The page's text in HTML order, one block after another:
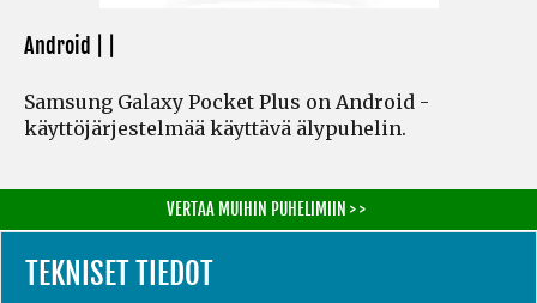
Android | |
Samsung Galaxy Pocket Plus on Android -
käyttöjärjestelmää käyttävä älypuhelin.
VERTAA MUIHIN PUHELIMIIN > >
TEKNISET TIEDOT